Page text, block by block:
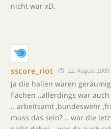
nicht war xD.
sscore_riot 22. August 2009
ja die hallen waren
flächen ..allerdings war
.. arbeitsamt ,bundeswehr
muss das sein? .. war die